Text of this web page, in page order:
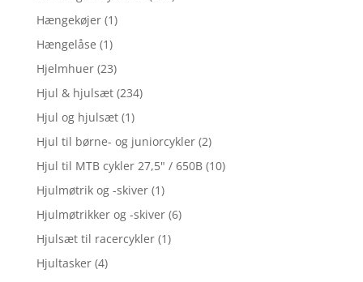
Hængekøjer (1)
Hængelåse (1)
Hjelmhuer (23)
Hjul & hjulsæt (234)
Hjul og hjulsæt (1)
Hjul til børne- og juniorcykler (2)
Hjul til MTB cykler 27,5" / 650B (10)
Hjulmøtrik og -skiver (1)
Hjulmøtrikker og -skiver (6)
Hjulsæt til racercykler (1)
Hjultasker (4)